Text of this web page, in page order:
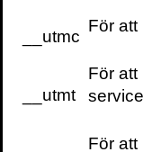
strateg på
honom för
och här
__utmc
För att
__utmt
För att
För att